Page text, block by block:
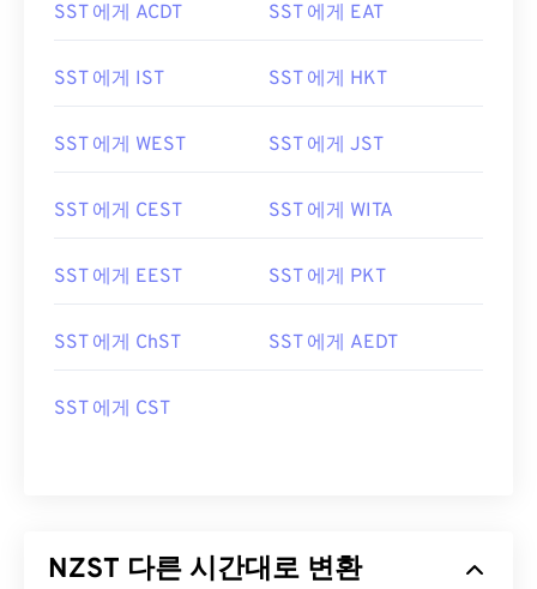
SST 에게 ACDT SST 에게 EAT
SST 에게 IST SST 에게 HKT
SST 에게 WEST SST 에게 JST
SST 에게 CEST SST 에게 WITA
SST 에게 EEST SST 에게 PKT
SST 에게 ChST SST 에게 AEDT
SST 에게 CST
NZST 다른 시간대로 변환